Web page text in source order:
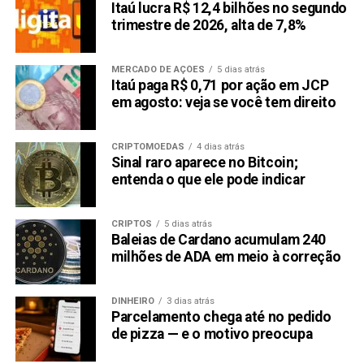
Itaú lucra R$ 12,4 bilhões no segundo
trimestre de 2026, alta de 7,8%
MERCADO DE AÇÕES 5 dias atrás
Itaú paga R$ 0,71 por ação em JCP
em agosto: veja se você tem direito
CRIPTOMOEDAS 4 dias atrás
Sinal raro aparece no Bitcoin;
entenda o que ele pode indicar
CRIPTOS 5 dias atrás
Baleias de Cardano acumulam 240
milhões de ADA em meio à correção
DINHEIRO 3 dias atrás
Parcelamento chega até no pedido
de pizza — e o motivo preocupa